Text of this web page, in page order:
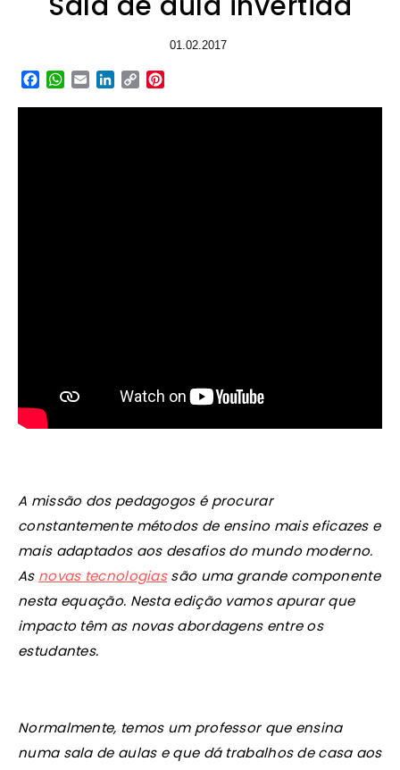
01.02.2017
Facebook
WhatsApp
EmailLinkedIn
Copy
A missão dos pedagogos é procurar
constantemente métodos de ensino mais eficazes e
mais adaptados aos desafios do mundo moderno.
As novas tecnologiassão uma grande componente
nesta equação. Nesta edição vamos apurar que
impacto têm as novas abordagens entre os
estudantes.
Normalmente, temos um professor que ensina
numa sala de aulas e que dá trabalhos de casa aos